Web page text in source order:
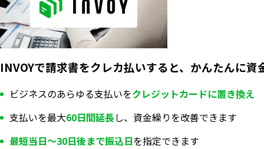
INVOYで請求書をクレカ払いすると、かんたんに資
ビジネスのあらゆる支払いをクレジットカードに置き換え
支払いを最大60日間延長し、資金繰りを改善できます
最短当日〜30日後まで振込日を指定できます